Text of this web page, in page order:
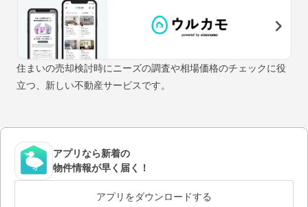
住まいの売却検討時にニーズの調査や相場価格のチェックに役
立つ、新しい不動産サービスです。
アプリなら新着の
物件情報が早く届く！
アプリをダウンロードする